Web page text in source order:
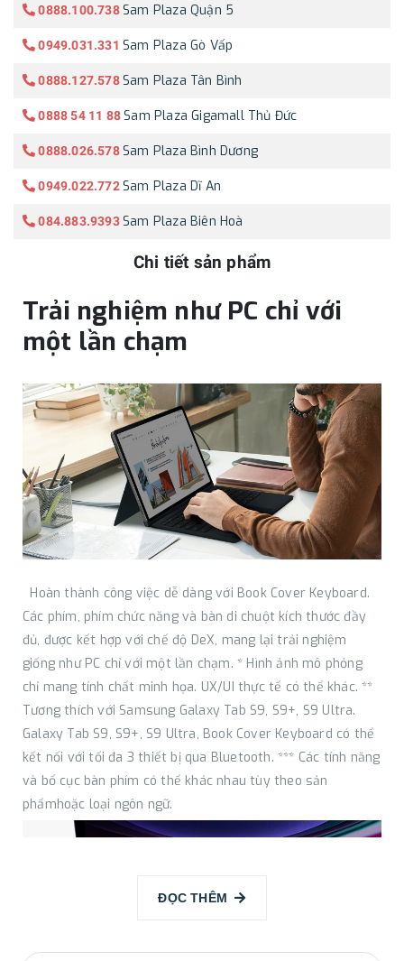
0888.100.738 Sam Plaza Quận 5
0949.031.331 Sam Plaza Gò Vấp
0888.127.578 Sam Plaza Tân Bình
0888 54 11 88 Sam Plaza Gigamall Thủ Đức
0888.026.578 Sam Plaza Bình Dương
0949.022.772 Sam Plaza Dĩ An
084.883.9393 Sam Plaza Biên Hoà
Chi tiết sản phẩm
Trải nghiệm như PC chỉ với
một lần chạm
Hoàn thành công việc dễ dàng với Book Cover Keyboard.
Các phím, phím chức năng và bàn di chuột kích thước đầy
đủ, được kết hợp với chế độ DeX, mang lại trải nghiệm
giống như PC chỉ với một lần chạm. * Hình ảnh mô phỏng
chỉ mang tính chất minh họa. UX/UI thực tế có thể khác. **
Tương thích với Samsung Galaxy Tab S9, S9+, S9 Ultra.
Galaxy Tab S9, S9+, S9 Ultra, Book Cover Keyboard có thể
kết nối với tối đa 3 thiết bị qua Bluetooth. *** Các tính năng
và bố cục bàn phím có thể khác nhau tùy theo sản
phẩmhoặc loại ngôn ngữ.
ĐỌC THÊM